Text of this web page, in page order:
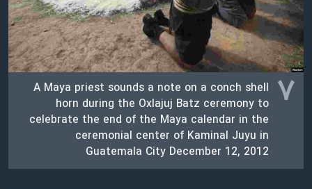
۷ A Maya priest sounds a note on a conch shell
horn during the Oxlajuj Batz ceremony to
celebrate the end of the Maya calendar in the
ceremonial center of Kaminal Juyu in
Guatemala City December 12, 2012